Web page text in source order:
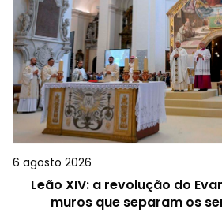
6 agosto 2026
Leão XIV: a revolução do
muros que separam os